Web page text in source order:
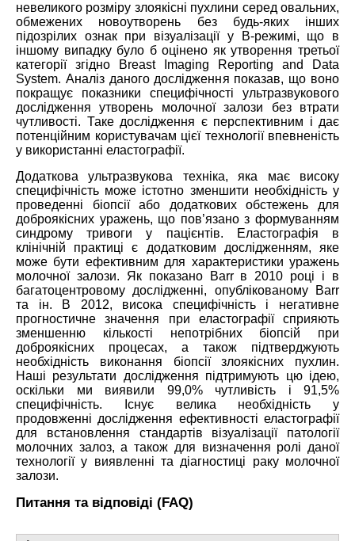
невеликого розміру злоякісні пухлини серед овальних,
обмежених новоутворень без будь-яких інших
підозрілих ознак при візуалізації у В-режимі, що в
іншому випадку було б оцінено як утворення третьої
категорії згідно Breast Imaging Reporting and Data
System. Аналіз даного дослідження показав, що воно
покращує показники специфічності ультразвукового
дослідження утворень молочної залози без втрати
чутливості. Таке дослідження є перспективним і дає
потенційним користувачам цієї технології впевненість
у використанні еластографії.
Додаткова ультразвукова техніка, яка має високу
специфічність може істотно зменшити необхідність у
проведенні біопсії або додаткових обстежень для
доброякісних уражень, що пов’язано з формуванням
синдрому тривоги у пацієнтів. Еластографія в
клінічній практиці є додатковим дослідженням, яке
може бути ефективним для характеристики уражень
молочної залози. Як показано Barr в 2010 році і в
багатоцентровому дослідженні, опублікованому Barr
та ін. В 2012, висока специфічність і негативне
прогностичне значення при еластографії сприяють
зменшенню кількості непотрібних біопсій при
доброякісних процесах, а також підтверджують
необхідність виконання біопсії злоякісних пухлин.
Наші результати дослідження підтримують цю ідею,
оскільки ми виявили 99,0% чутливість і 91,5%
специфічність. Існує велика необхідність у
продовженні дослідження ефективності еластографії
для встановлення стандартів візуалізації патології
молочних залоз, а також для визначення ролі даної
технології у виявленні та діагностиці раку молочної
залози.
Питання та відповіді (FAQ)